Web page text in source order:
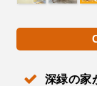
深緑の家